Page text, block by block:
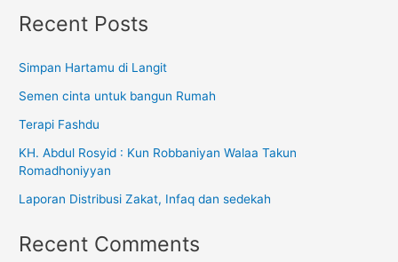
Recent Posts
Simpan Hartamu di Langit
Semen cinta untuk bangun Rumah
Terapi Fashdu
KH. Abdul Rosyid : Kun Robbaniyan Walaa Takun
Romadhoniyyan
Laporan Distribusi Zakat, Infaq dan sedekah
Recent Comments